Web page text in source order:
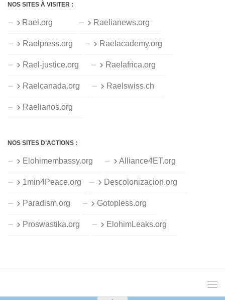
NOS SITES À VISITER :
Rael.org Raelianews.org
Raelpress.org Raelacademy.org
Rael-justice.org Raelafrica.org
Raelcanada.org Raelswiss.ch
Raelianos.org
NOS SITES D’ACTIONS :
Elohimembassy.org Alliance4ET.org
1min4Peace.org Descolonizacion.org
Paradism.org Gotopless.org
Proswastika.org ElohimLeaks.org